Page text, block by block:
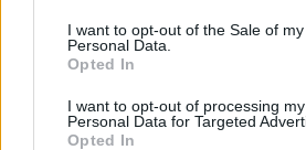
consent section.
I want to opt-out of the Sale of my
Personal Data.
Opted In
I want to opt-out of processing my
Personal Data for Targeted
Opted In
selyemruha alól büszkén
formás lábát a vörös szőnyegen,
dekoltázsát is mindenki jól
Borzasztóan dögös, ugye?